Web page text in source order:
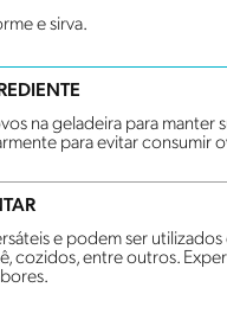
e sirva.
na geladeira para manter
para evitar consumir
e podem ser
cozidos, entre outros.